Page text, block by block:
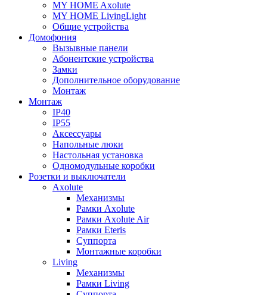
MY HOME Axolute
MY HOME LivingLight
Общие устройства
Домофония
Вызывные панели
Абонентские устройства
Замки
Дополнительное оборудование
Монтаж
Монтаж
IP40
IP55
Аксессуары
Напольные люки
Настольная установка
Одномодульные коробки
Розетки и выключатели
Axolute
Механизмы
Рамки Axolute
Рамки Axolute Air
Рамки Eteris
Суппорта
Монтажные коробки
Living
Механизмы
Рамки Living